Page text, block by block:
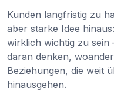
Kunden langfristig zu
aber starke Idee
wirklich wichtig zu sein
daran denken,
Beziehungen, die weit
hinausgehen.